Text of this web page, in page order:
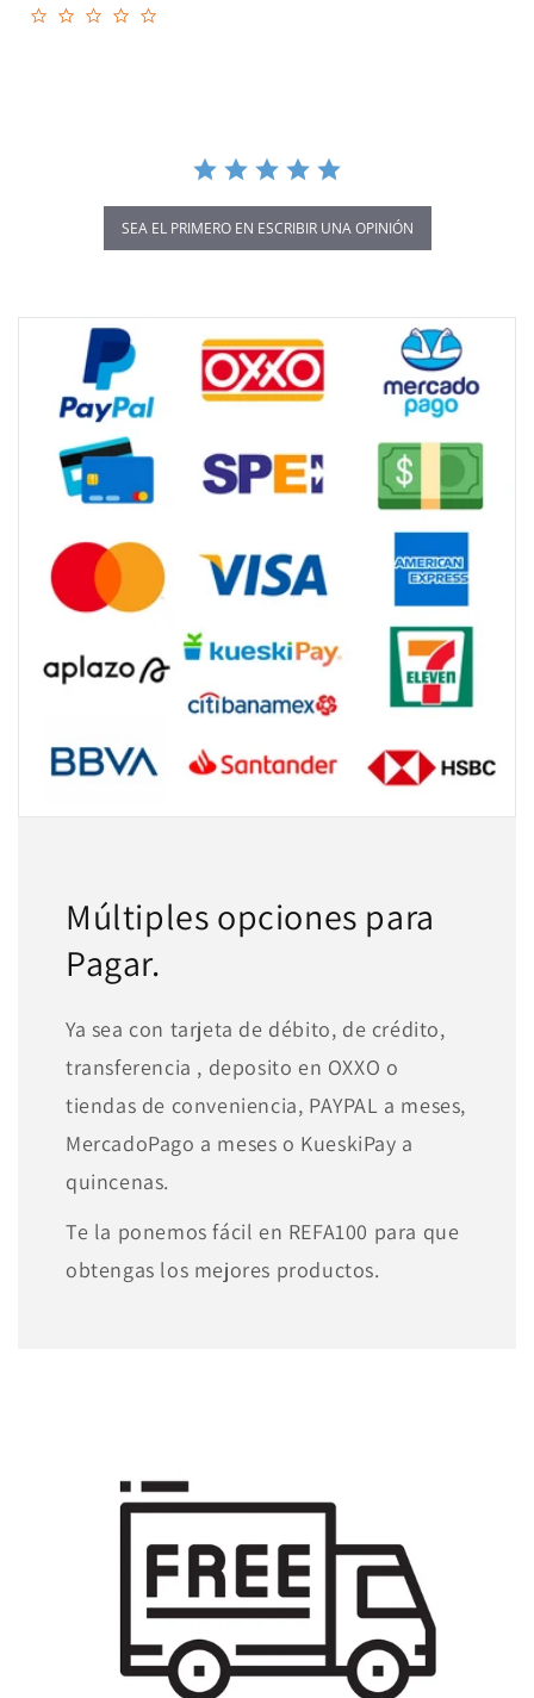
SEA EL PRIMERO EN ESCRIBIR UNA OPINIÓN
Múltiples opciones para
Pagar.
Ya sea con tarjeta de débito, de crédito,
transferencia , deposito en OXXO o
tiendas de conveniencia, PAYPAL a meses,
MercadoPago a meses o KueskiPay a
quincenas.
Te la ponemos fácil en REFA100 para que
obtengas los mejores productos.